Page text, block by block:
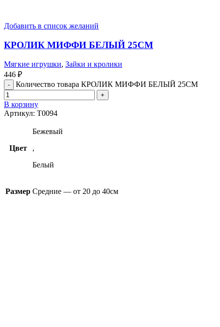
Добавить в список желаний
КРОЛИК МИФФИ БЕЛЫЙ 25СМ
Мягкие игрушки, Зайки и кролики
446 ₽
Количество товара КРОЛИК МИФФИ БЕЛЫЙ 25СМ
В корзину
Артикул: T0094
Цвет
Бежевый
,
Белый
Размер Средние — от 20 до 40см